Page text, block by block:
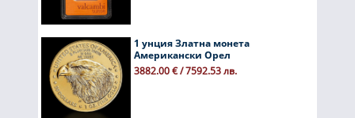
1 унция Златна монета
Американски Орел
3882.00 € / 7592.53 лв.